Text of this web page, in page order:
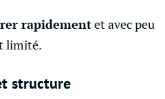
rapidementet avec peu
limité.
structure